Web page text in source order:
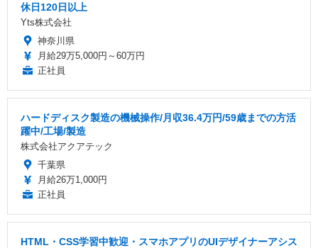
休日120日以上
Yts株式会社
神奈川県
月給29万5,000円～60万円
正社員
ハードディスク製造の機械操作/月収36.4万円/59歳までの方活
躍中/工場/製造
株式会社アクアテック
千葉県
月給26万1,000円
正社員
HTML・CSS学習中歓迎・スマホアプリのUIデザイナーアシス